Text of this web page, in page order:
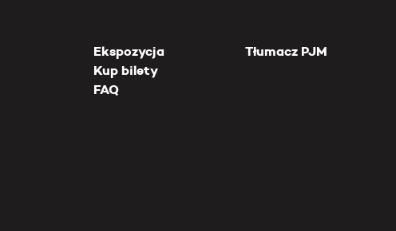
Ekspozycja
Kup bilety
FAQ
Tłumacz PJM